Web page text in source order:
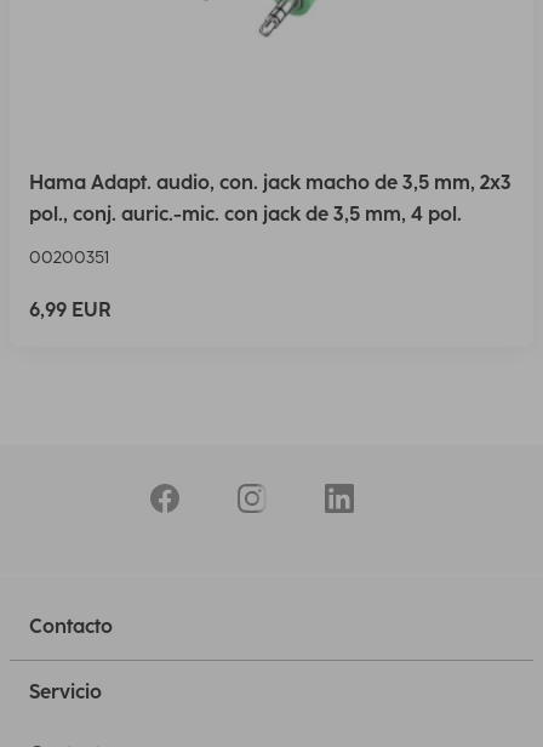
Hama Adapt. audio, con. jack macho de 3,5 mm, 2x3
pol., conj. auric.-mic. con jack de 3,5 mm, 4 pol.
00200351
6,99 EUR
Contacto
Servicio